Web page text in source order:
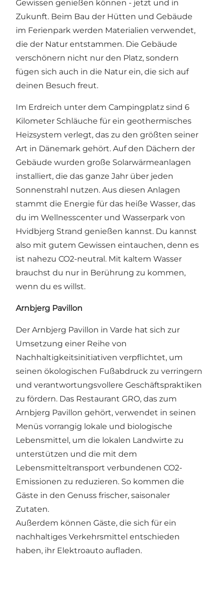
Gewissen genießen können - jetzt und in
Zukunft. Beim Bau der Hütten und Gebäude
im Ferienpark werden Materialien verwendet,
die der Natur entstammen. Die Gebäude
verschönern nicht nur den Platz, sondern
fügen sich auch in die Natur ein, die sich auf
deinen Besuch freut.
Im Erdreich unter dem Campingplatz sind 6
Kilometer Schläuche für ein geothermisches
Heizsystem verlegt, das zu den größten seiner
Art in Dänemark gehört. Auf den Dächern der
Gebäude wurden große Solarwärmeanlagen
installiert, die das ganze Jahr über jeden
Sonnenstrahl nutzen. Aus diesen Anlagen
stammt die Energie für das heiße Wasser, das
du im Wellnesscenter und Wasserpark von
Hvidbjerg Strand genießen kannst. Du kannst
also mit gutem Gewissen eintauchen, denn es
ist nahezu CO2-neutral. Mit kaltem Wasser
brauchst du nur in Berührung zu kommen,
wenn du es willst.
Arnbjerg Pavillon
Der Arnbjerg Pavillon in Varde hat sich zur
Umsetzung einer Reihe von
Nachhaltigkeitsinitiativen verpflichtet, um
seinen ökologischen Fußabdruck zu verringern
und verantwortungsvollere Geschäftspraktiken
zu fördern. Das Restaurant GRO, das zum
Arnbjerg Pavillon gehört, verwendet in seinen
Menüs vorrangig lokale und biologische
Lebensmittel, um die lokalen Landwirte zu
unterstützen und die mit dem
Lebensmitteltransport verbundenen CO2-
Emissionen zu reduzieren. So kommen die
Gäste in den Genuss frischer, saisonaler
Zutaten.
Außerdem können Gäste, die sich für ein
nachhaltiges Verkehrsmittel entschieden
haben, ihr Elektroauto aufladen.